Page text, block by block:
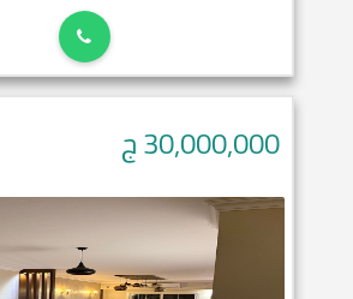
30,000,000ج